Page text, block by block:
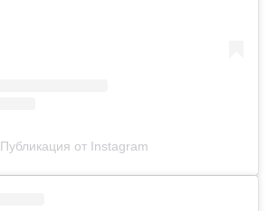
Публикация от Instagram